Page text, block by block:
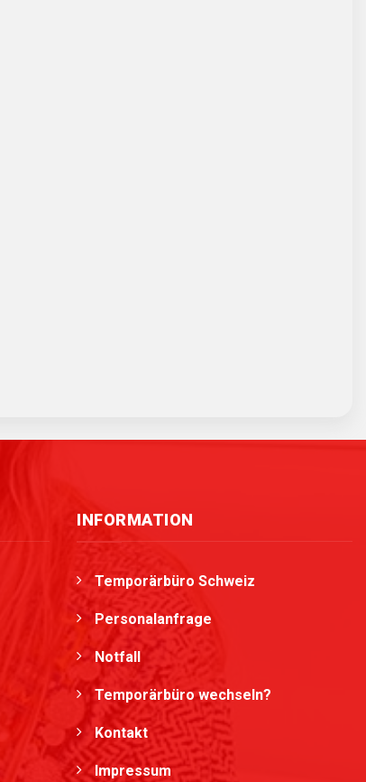
INFORMATION
Temporärbüro Schweiz
Personalanfrage
Notfall
Temporärbüro wechseln?
Kontakt
Impressum